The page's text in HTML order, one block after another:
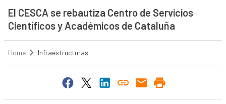
El CESCA se rebautiza Centro de Servicios
Científicos y Académicos de Cataluña
Home Infraestructuras